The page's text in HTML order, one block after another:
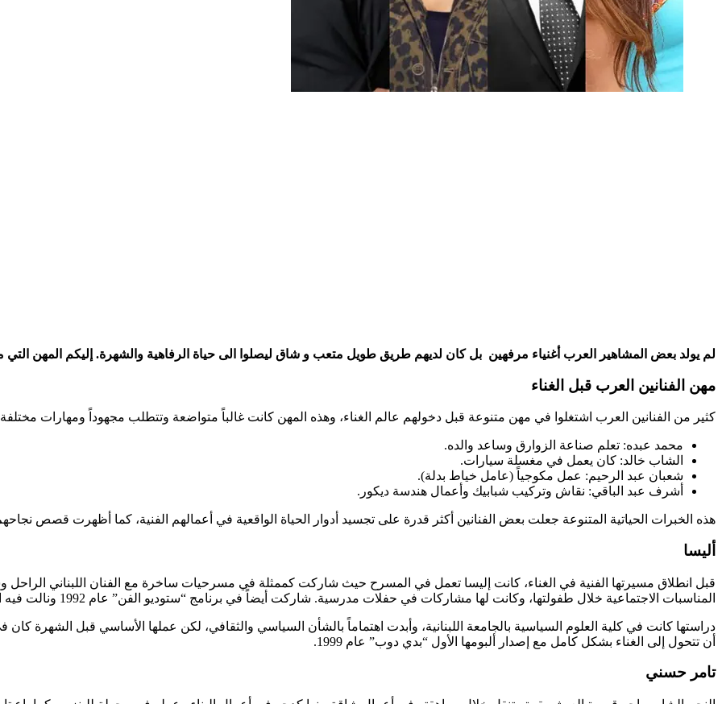
لم يولد بعض المشاهير العرب أغنياء مرفهين بل كان لديهم طريق طويل متعب و شاق ليصلوا الى حياة الرفاهية والشهرة. إليكم المهن
مهن الفنانين العرب قبل الغناء
كثير من الفنانين العرب اشتغلوا في مهن متنوعة قبل دخولهم عالم الغناء، وهذه المهن كانت غالباً متواضعة وتتطلب مجهوداً ومهارات
محمد عبده: تعلم صناعة الزوارق وساعد والده.
الشاب خالد: كان يعمل في مغسلة سيارات.
شعبان عبد الرحيم: عمل مكوجياً (عامل خياط بدلة).
أشرف عبد الباقي: نقاش وتركيب شبابيك وأعمال هندسة ديكور.
هذه الخبرات الحياتية المتنوعة جعلت بعض الفنانين أكثر قدرة على تجسيد أدوار الحياة الواقعية في أعمالهم الفنية، كما أظهرت قصص
أليسا
قبل انطلاق مسيرتها الفنية في الغناء، كانت إليسا تعمل في المسرح حيث شاركت كممثلة في مسرحيات ساخرة مع الفنان اللبناني
المناسبات الاجتماعية خلال طفولتها، وكانت لها مشاركات في حفلات مدرسية. شاركت أيضاً في برنامج “ستوديو الفن” عام 1992 ونالت فيه الميدالية الفضية، مما شجعها على متابعة الغناء بشكل مهني.
دراستها كانت في كلية العلوم السياسية بالجامعة اللبنانية، وأبدت اهتماماً بالشأن السياسي والثقافي، لكن عملها الأساسي قبل الشهرة
أن تتحول إلى الغناء بشكل كامل مع إصدار ألبومها الأول “بدي دوب” عام 1999.
تامر حسني